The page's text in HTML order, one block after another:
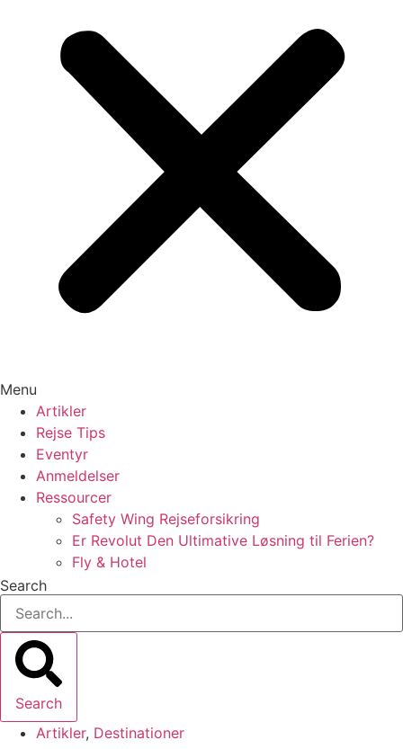
Menu
Artikler
Rejse Tips
Eventyr
Anmeldelser
Ressourcer
Safety Wing Rejseforsikring
Er Revolut Den Ultimative Løsning til Ferien?
Fly & Hotel
Search
Search
Artikler, Destinationer